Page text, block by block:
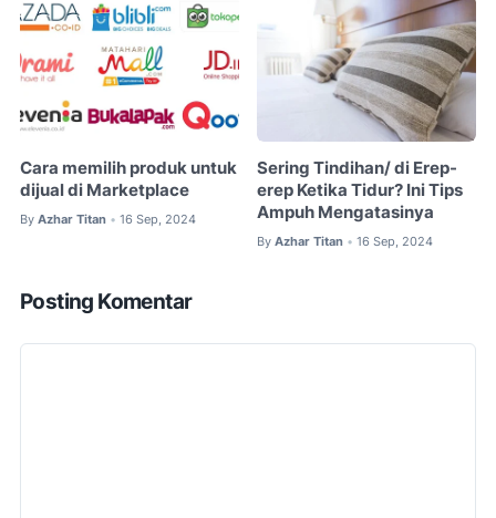
Cara memilih produk untuk
dijual di Marketplace
By Azhar Titan • 16 Sep, 2024
Sering Tindihan/ di Erep-
erep Ketika Tidur? Ini Tips
Ampuh Mengatasinya
By Azhar Titan • 16 Sep, 2024
Posting Komentar